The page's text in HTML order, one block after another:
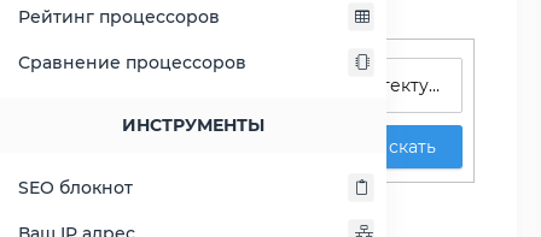
Рейтинг процессоров
Сравнение процессоров
ИНСТРУМЕНТЫ
SEO блокнот
Искать
Pentium G4560T